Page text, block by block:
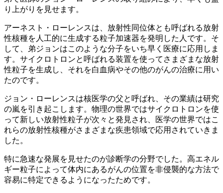
り上がりを見せます。
アーネスト・ローレンスは、放射性同位体とも呼ばれる放射
性核種を人工的に生成する粒子加速器を発明した人です。そ
して、弟ジョンはこのような分子をいち早く医療に応用しま
す。サイクロトロンと呼ばれる装置を使ってさまざまな放射
性粒子を生成し、それを白血病やその他のがんの治療に用い
たのです。
ジョン・ローレンスは核医学の父と呼ばれ、その業績は研究
の嵐を引き起こします。物理の世界ではサイクロトロンを使
って新しい放射性粒子が次々と発見され、医学の世界ではこ
れらの放射性核種がさまざまな疾患領域で応用されていきま
した。
特に急速な発展を見せたのが診断学の分野でした。高エネル
ギー粒子によって体内にあるがんの位置を非侵襲的な方法で
容易に特定できるようになったためです。